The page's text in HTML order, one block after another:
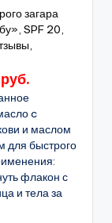
загара
SPF 20,
c
и маслом
для быстрого
флакон с
и тела за